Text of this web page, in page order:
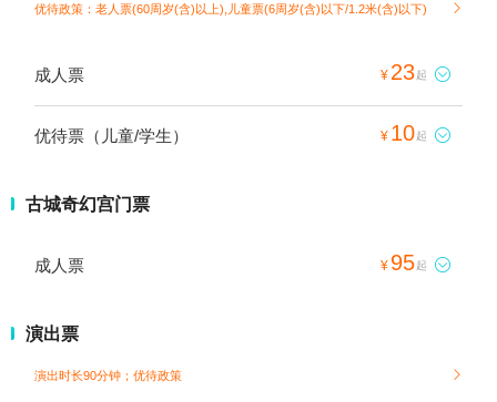
优待政策：老人票(60周岁(含)以上),儿童票(6周岁(含)以下/1.2米(含)以下) 
成人票 ¥ 23起 
优待票（儿童/学生） ¥ 10起 
古城奇幻宫门票
成人票 ¥ 95起 
演出票
演出时长90分钟； 优待政策 